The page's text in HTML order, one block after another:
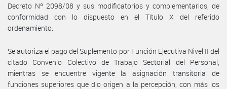
Decreto Nº 2098/08 y sus modificatorios y complementarios, de
conformidad con lo dispuesto en el Título X del referido
ordenamiento.
Se autoriza el pago del Suplemento por Función Ejecutiva Nivel II del
citado Convenio Colectivo de Trabajo Sectorial del Personal,
mientras se encuentre vigente la asignación transitoria de
funciones superiores que dio origen a la percepción, con más los